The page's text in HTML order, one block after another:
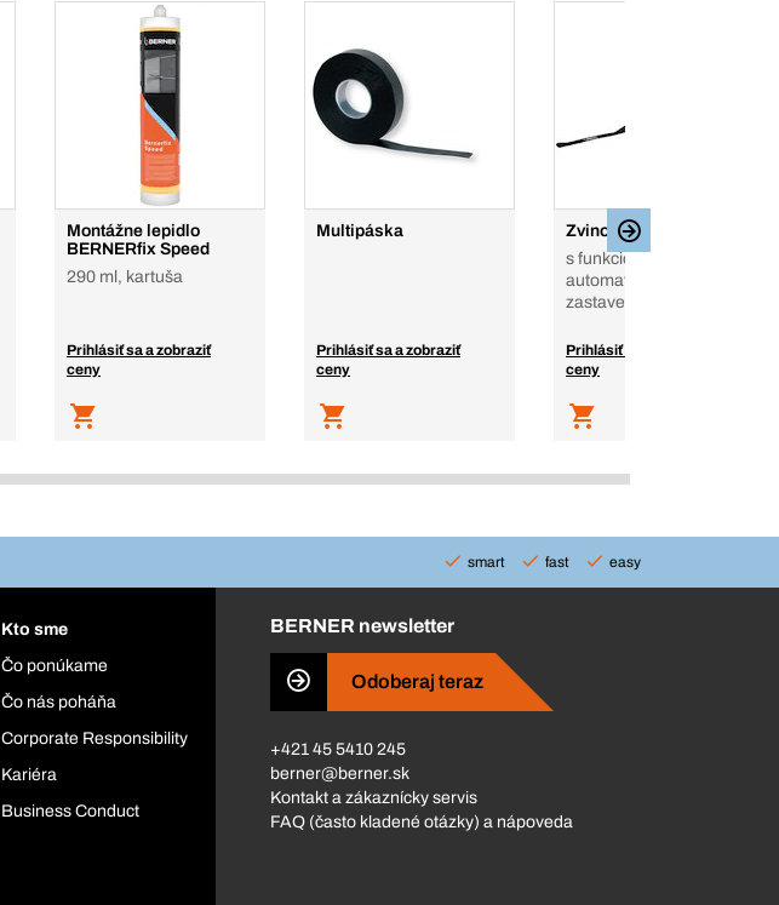
Montážne lepidlo
BERNERfix Speed
290 ml, kartuša
Prihlásiť sa a zobraziť
ceny
Multipáska
Prihlásiť sa a zobraziť
ceny
Zvinovacie metre
s funkciou
automatického
zastavenia
Prihlásiť sa a zobraziť
ceny
smart fast easy
Kto sme
Čo ponúkame
Čo nás poháňa
Corporate Responsibility
Kariéra
Business Conduct
BERNER newsletter
Odoberaj teraz
+421 45 5410 245
berner@berner.sk
Kontakt a zákaznícky servis
FAQ (často kladené otázky) a nápoveda